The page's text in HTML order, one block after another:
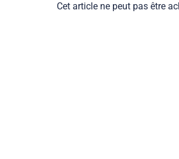
Cet article ne peut pas être